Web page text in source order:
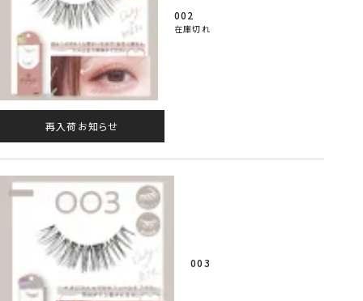
002
在庫切れ
再入荷お知らせ
003